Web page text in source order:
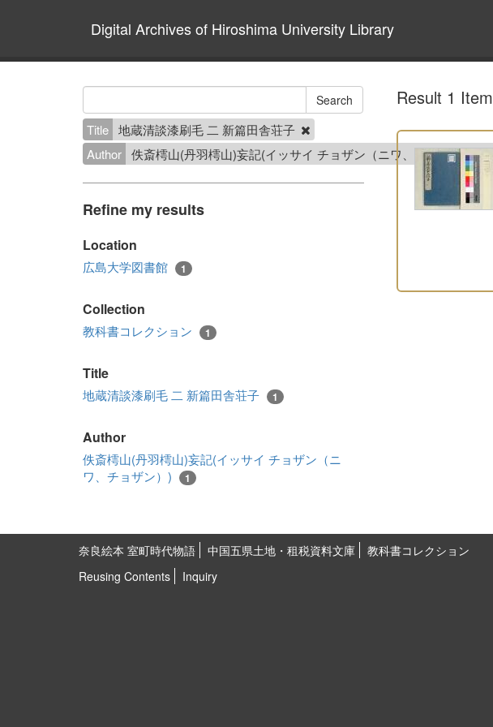
Digital Archives of Hiroshima University Library
Title 地蔵清談漆刷毛 二 新篇田舎荘子
Author 佚斎樗山(丹羽樗山)妄記(イッサイ チョザン（ニワ、チョザン）)
Refine my results
Location
広島大学図書館 1
Collection
教科書コレクション 1
Title
地蔵清談漆刷毛 二 新篇田舎荘子 1
Author
佚斎樗山(丹羽樗山)妄記(イッサイ チョザン（ニ
ワ、チョザン）)
1
Result 1 Item
奈良絵本 室町時代物語 中国五県土地・租税資料文庫
教科書コレクション
Reusing Contents
Inquiry